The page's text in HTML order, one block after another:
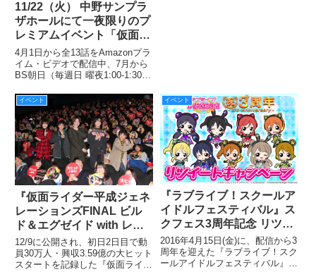
11/22（火） 中野サンプラ
ザホールにて一夜限りのプ
レミアムイベント「仮面ラ
イダーアマゾンズ スペシ
ャルイベント A to M Open
Your AMAZONS 」開催!!
4月1日から全13話をAmazonプラ
イム・ビデオで配信中、7月から
BS朝日（毎週日 曜夜1:00-1:30）
10:30-11:00）で絶賛放送中の
『仮面ライダーア マゾンズ』
の、一夜限りのプレミアムイベン
ト
イベント
『仮面ライダー平成ジェネ
レーションズFINAL ビル
ド＆エグゼイド with レジ
ェンドライダー』大ヒット
御礼舞台挨拶レポート！映
司＆アンク、紘汰、タケル
12/9に公開され、初日2日目で動
員30万人・興収3.59億の大ヒット
スタートを記録した『仮面ライダ
イベント
『ラブライブ！スクールア
イドルフェスティバル』ス
クフェス3周年記念 リツイ
ートキャンペーンのお知ら
せ♪
2016年4月15日(金)に、配信から3
周年を迎えた『ラブライブ！スク
ールアイドルフェスティバル』